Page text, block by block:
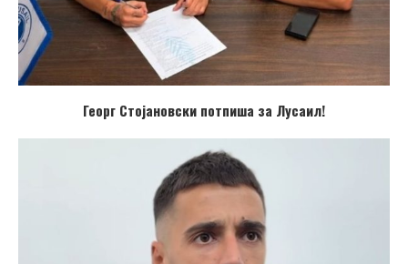
Георг Стојановски потпиша за Лусаил!